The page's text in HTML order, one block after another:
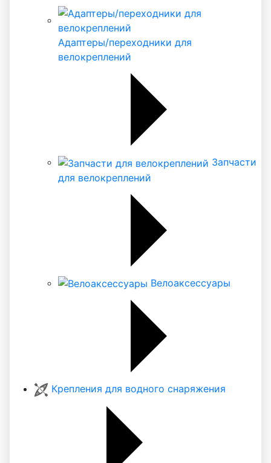
Адаптеры/переходники для
велокреплений
Запчасти
для велокреплений
Велоаксессуары
Крепления для водного снаряжения